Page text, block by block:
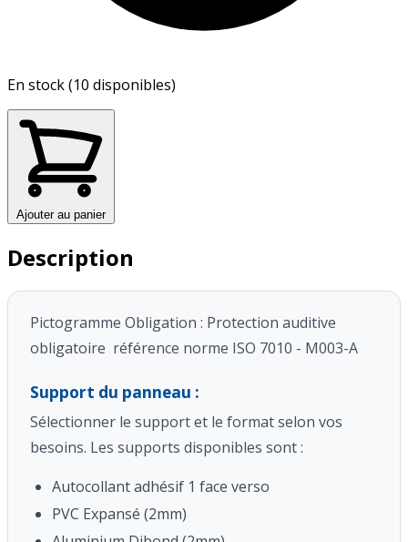
En stock (10 disponibles)
Ajouter au panier
Description
Pictogramme Obligation : Protection auditive
obligatoire référence norme ISO 7010 - M003-A
Support du panneau :
Sélectionner le support et le format selon vos
besoins. Les supports disponibles sont :
Autocollant adhésif 1 face verso
PVC Expansé (2mm)